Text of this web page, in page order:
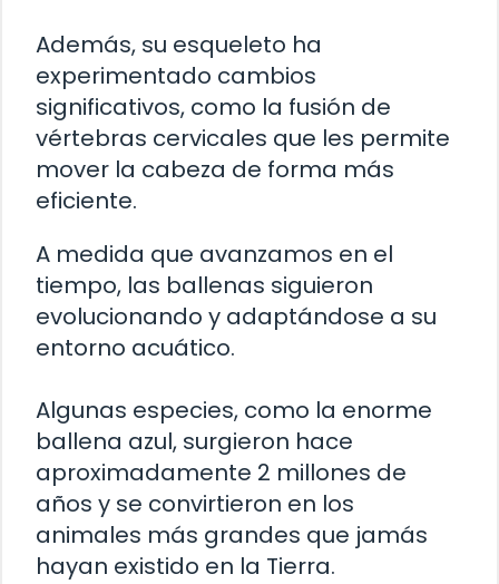
Además, su esqueleto ha
experimentado cambios
significativos, como la fusión de
vértebras cervicales que les permite
mover la cabeza de forma más
eficiente.
A medida que avanzamos en el
tiempo, las ballenas siguieron
evolucionando y adaptándose a su
entorno acuático.
Algunas especies, como la enorme
ballena azul, surgieron hace
aproximadamente 2 millones de
años y se convirtieron en los
animales más grandes que jamás
hayan existido en la Tierra.